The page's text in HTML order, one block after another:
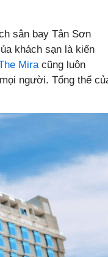
sân bay Tân Sơn
khách sạn là kiến
Mira cũng luôn
người. Tổng thể